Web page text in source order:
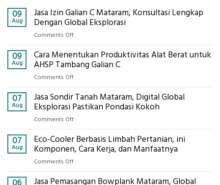
09
Aug
Jasa Izin Galian C Mataram, Konsultasi Lengkap
Dengan Global Eksplorasi
Comments Offon
Izin
Galian
Lengkap
Dengan
Global
09
Aug
Cara Menentukan Produktivitas Alat Berat untuk
AHSP Tambang Galian C
Comments Offon
Menentukan
Produktivitas
AHSP
Tambang
Galian
07
Aug
Jasa Sondir Tanah Mataram, Digital Global
Eksplorasi Pastikan Pondasi Kokoh
Comments Offon
Sondir
Tanah
07
Aug
Eco-Cooler Berbasis Limbah Pertanian, ini
Komponen, Cara Kerja, dan Manfaatnya
Comments Offon
Cooler
Jasa Pemasangan Bowplank Mataram, Global